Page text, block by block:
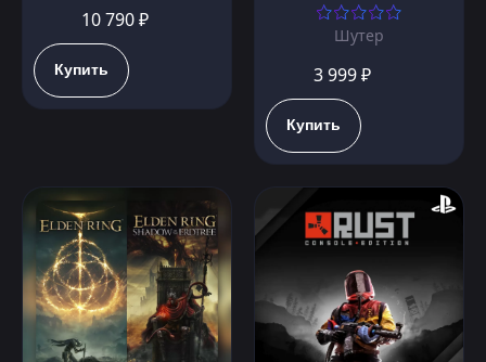
10 790 ₽
Купить
Шутер
3 999 ₽
Купить